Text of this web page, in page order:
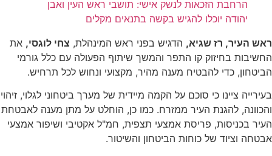
הרחבת הזכאות לנשק אישי: תושבי ראש העין ואבן
יהודה יוכלו להגיש בקשה בתנאים מקלים
ראש העיר, רז שגיא, הדגיש בפני ראש המינהלת, צחי לוגסי, את
החשיבות בחיזוק קו התפר והמשך שיתוף הפעולה עם כלל גורמי
הביטחון, כדי להבטיח מענה מהיר, מקצועי ונחוש לכל תרחיש.
בעירייה ציינו כי סוכם על הקמה מיידית של מערך ביטחוני לגלוי, זיהוי
והכוונה, להגנת העיר ממזרח. כמו כן, הוחלט על מתן מענה לאבטחת
העיר בכניסות, פריסת אמצעי תצפית, חמ"ל אקטיבי ושיפור אמצעי
אבטחה וציוד של כוחות הביטחון והשיטור.